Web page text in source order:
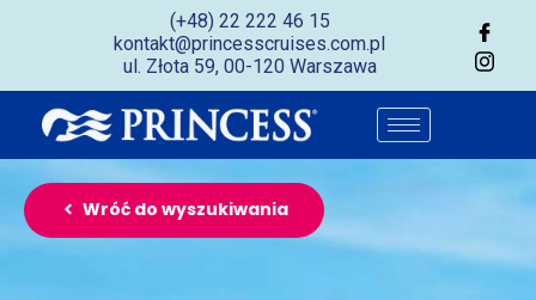
(+48) 22 222 46 15
kontakt@princesscruises.com.pl
ul. Złota 59, 00-120 Warszawa
Wróć do wyszukiwania